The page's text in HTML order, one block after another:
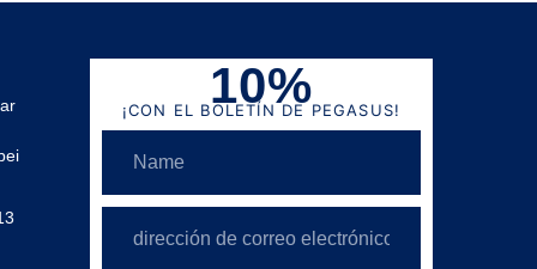
10%
¡CON EL BOLETÍN DE PEGASUS!